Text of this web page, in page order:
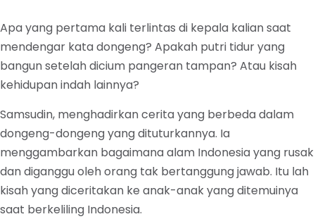
Apa yang pertama kali terlintas di kepala kalian saat
mendengar kata dongeng? Apakah putri tidur yang
bangun setelah dicium pangeran tampan? Atau kisah
kehidupan indah lainnya?
Samsudin, menghadirkan cerita yang berbeda dalam
dongeng-dongeng yang dituturkannya. Ia
menggambarkan bagaimana alam Indonesia yang rusak
dan diganggu oleh orang tak bertanggung jawab. Itu lah
kisah yang diceritakan ke anak-anak yang ditemuinya
saat berkeliling Indonesia.